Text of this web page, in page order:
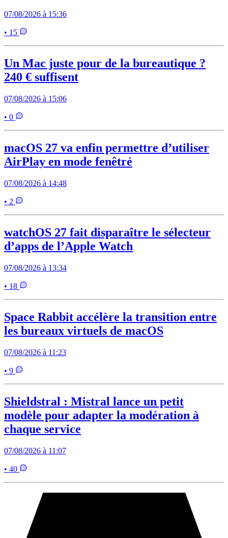
07/08/2026 à 15:36
• 15
Un Mac juste pour de la bureautique ?
240 € suffisent
07/08/2026 à 15:06
• 0
macOS 27 va enfin permettre d’utiliser
AirPlay en mode fenêtré
07/08/2026 à 14:48
• 2
watchOS 27 fait disparaître le sélecteur
d’apps de l’Apple Watch
07/08/2026 à 13:34
• 18
Space Rabbit accélère la transition entre
les bureaux virtuels de macOS
07/08/2026 à 11:23
• 9
Shieldstral : Mistral lance un petit
modèle pour adapter la modération à
chaque service
07/08/2026 à 11:07
• 40